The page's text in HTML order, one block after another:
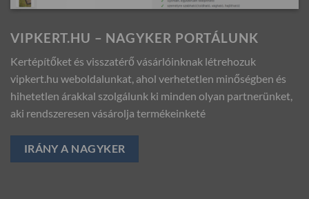
VIPKERT.HU – NAGYKER PORTÁLUNK
Kertépítőket és visszatérő vásárlóinknak létrehozuk
vipkert.hu weboldalunkat, ahol verhetetlen minőségben és
hihetetlen árakkal szolgálunk ki minden olyan partnerünket,
aki rendszeresen vásárolja termékeinketé
IRÁNY A NAGYKER